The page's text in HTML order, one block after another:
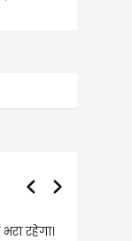
वृषभ |
आज का दिन इस